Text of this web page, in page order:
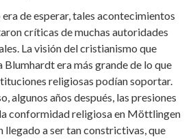
de esperar, tales acontecimientos
críticas de muchas autoridades
La visión del cristianismo que
Blumhardt era más grande de lo que
religiosas podían soportar.
algunos años después, las presiones
conformidad religiosa en Möttlingen
llegado a ser tan constrictivas, que